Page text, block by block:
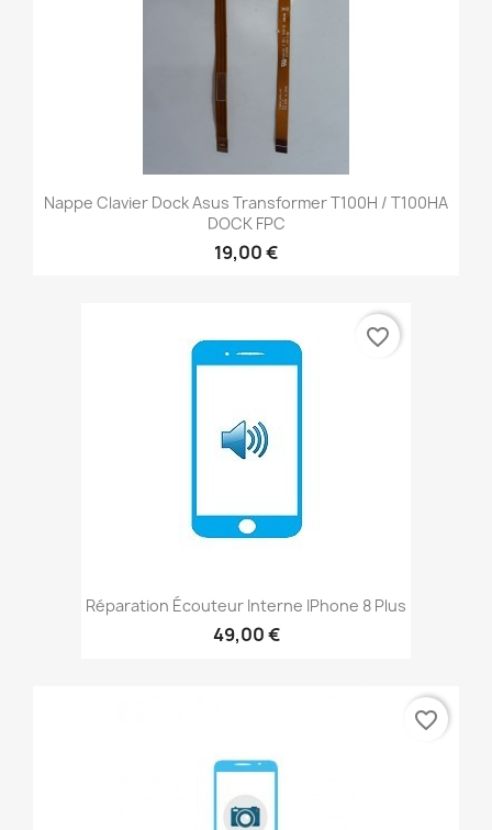
Nappe Clavier Dock Asus Transformer T100H / T100HA
DOCK FPC
19,00 €
Réparation Écouteur Interne IPhone 8 Plus
49,00 €
favorite_border
favorite_border